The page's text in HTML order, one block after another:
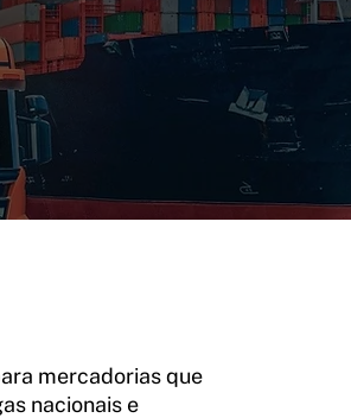
mercadorias que
nacionais e